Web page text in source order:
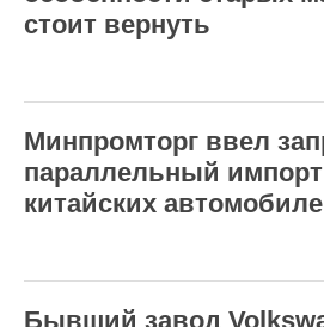
стоит вернуть
Минпромторг ввел
параллельный
китайских
Бывший завод